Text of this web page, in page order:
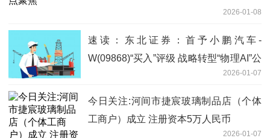
2026-01-08
速读：东北证券：首予小鹏汽车-
W(09868)“买入”评级 战略转型“物理AI”公
2026-01-07
今日关注:河间市捷宸玻璃制品店（个体
工商户）成立 注册资本5万人民币
2026-01-07